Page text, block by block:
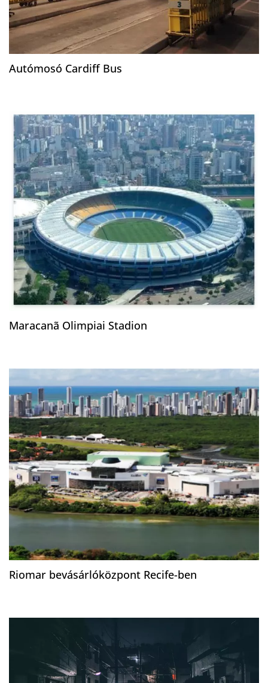
Autómosó Cardiff Bus
Maracanã Olimpiai Stadion
Riomar bevásárlóközpont Recife-ben